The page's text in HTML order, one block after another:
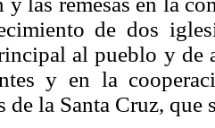
de dos
al pueblo y de
y en la
de la Santa Cruz, que